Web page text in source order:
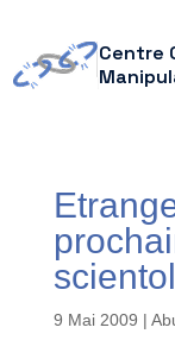
Centre
9 Mai 2009 |